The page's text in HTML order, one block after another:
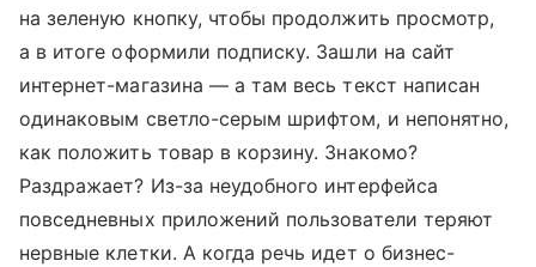
на зеленую кнопку, чтобы продолжить просмотр,
а в итоге оформили подписку. Зашли на сайт
интернет-магазина — а там весь текст написан
одинаковым светло-серым шрифтом, и непонятно,
как положить товар в корзину. Знакомо?
Раздражает? Из-за неудобного интерфейса
повседневных приложений пользователи теряют
нервные клетки. А когда речь идет о бизнес-